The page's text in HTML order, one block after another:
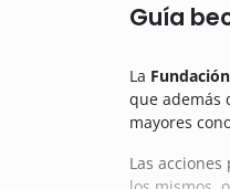
Guía
La
que además
mayores
Las